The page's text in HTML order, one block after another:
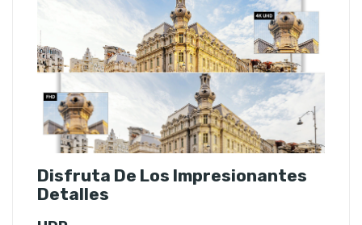
Disfruta De Los Impresionantes
Detalles